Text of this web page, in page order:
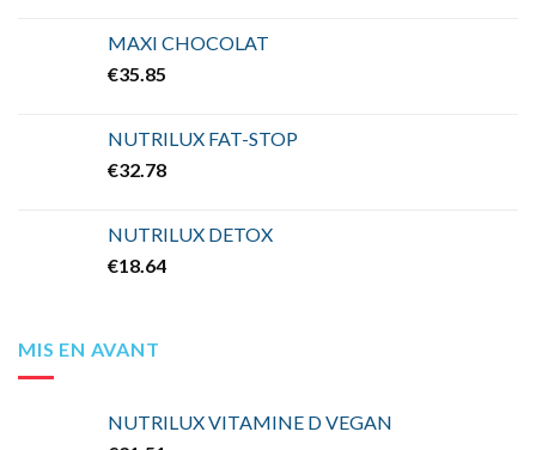
MAXI CHOCOLAT
€35.85
NUTRILUX FAT-STOP
€32.78
NUTRILUX DETOX
€18.64
MIS EN AVANT
NUTRILUX VITAMINE D VEGAN